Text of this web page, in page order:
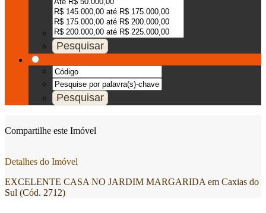
Compartilhe este Imóvel
Detalhes do Imóvel
EXCELENTE CASA NO JARDIM MARGARIDA em Caxias do
Sul (Cód. 2712)